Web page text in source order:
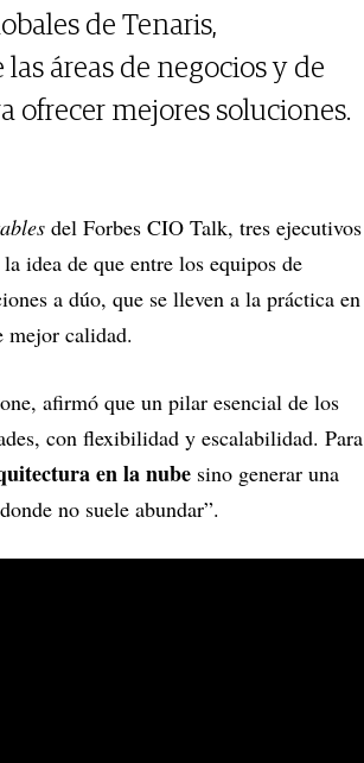
de Tenaris,
áreas de negocios y de
ofrecer mejores soluciones.
del Forbes CIO Talk, tres ejecutivos
idea de que entre los equipos de
a dúo, que se lleven a la práctica en
mejor calidad.
afirmó que un pilar esencial de los
con flexibilidad y escalabilidad. Para
en la nube sino generar una
no suele abundar”.